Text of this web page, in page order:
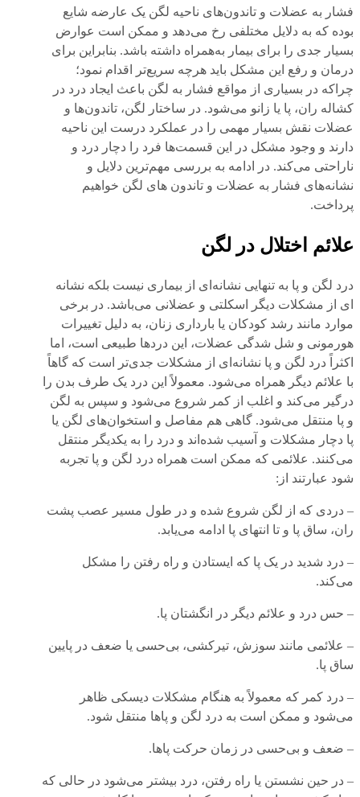
فشار به عضلات و تاندون‌های ناحیه لگن یک عارضه شایع
بوده که به دلایل مختلفی رخ می‌دهد و ممکن است عوارض
بسیار جدی را برای بیمار به‌همراه داشته باشد. بنابراین برای
درمان و رفع این مشکل باید هرچه سریع‌تر اقدام نمود؛
چراکه در بسیاری از مواقع فشار به لگن باعث ایجاد درد در
کشاله ران، پا یا زانو می‌شود. در ساختار لگن، تاندون‌ها و
عضلات نقش بسیار مهمی را در عملکرد درست این ناحیه
دارند و وجود مشکل در این قسمت‌ها فرد را دچار درد و
ناراحتی می‌کند. در ادامه به بررسی مهم‌ترین دلایل و
نشانه‌های فشار به عضلات و تاندون‌ های لگن خواهیم
پرداخت.
علائم اختلال در لگن
درد لگن و پا به تنهایی نشانه‌ای از بیماری نیست بلکه نشانه
ای از مشکلات دیگر اسکلتی و عضلانی می‌باشد. در برخی
موارد مانند رشد کودکان یا بارداری زنان، به دلیل تغییرات
هورمونی و شل شدگی عضلات، این دردها طبیعی است، اما
اکثراً درد لگن و پا نشانه‌ای از مشکلات جدی‌تر است که گاهاً
با علائم دیگر همراه می‌شود. معمولاً این درد یک طرف بدن را
درگیر می‌کند و اغلب از کمر شروع می‌شود و سپس به لگن
و پا منتقل می‌شود. گاهی هم مفاصل و استخوان‌های لگن یا
پا دچار مشکلات و آسیب شده‌اند و درد را به یکدیگر منتقل
می‌کنند. علائمی که ممکن است همراه درد لگن و پا تجربه
شود عبارتند از:
– دردی که از لگن شروع شده و در طول مسیر عصب پشت
ران، ساق پا و تا انتهای پا ادامه می‌یابد.
– درد شدید در یک پا که ایستادن و راه رفتن را مشکل
می‌کند.
– حس درد و علائم دیگر در انگشتان پا.
– علائمی مانند سوزش، تیرکشی، بی‌حسی یا ضعف در پایین
ساق پا.
– درد کمر که معمولاً به هنگام مشکلات دیسکی ظاهر
می‌شود و ممکن است به درد لگن و پاها منتقل شود.
– ضعف و بی‌حسی در زمان حرکت پاها.
– در حین نشستن یا راه رفتن، درد بیشتر می‌شود در حالی که